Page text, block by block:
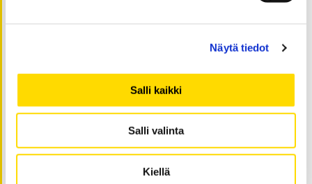
Näytä tiedot
Salli kaikki
Salli valinta
Kiellä
joulukuu 2019
lokakuu 2019
elokuu 2019